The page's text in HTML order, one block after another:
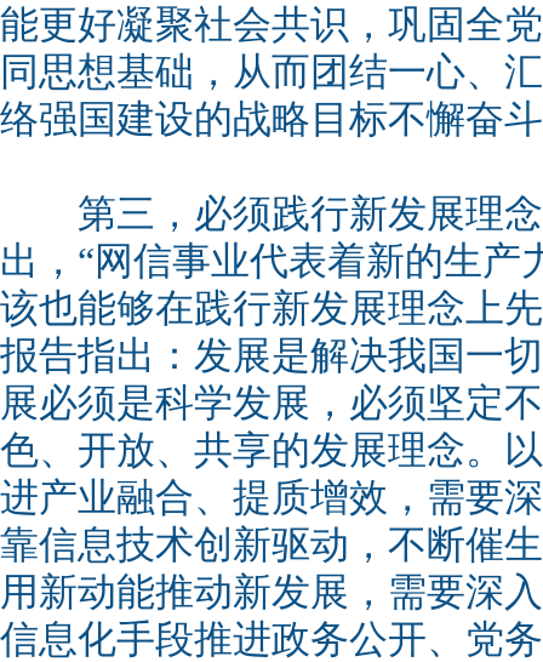
能更好凝聚社会共识，巩固全
同思想基础，从而团结一心、
络强国建设的战略目标不懈奋
第三，必须践行新发展理念
出，“网信事业代表着新的生产
该也能够在践行新发展理念上
报告指出：发展是解决我国一
展必须是科学发展，必须坚定
色、开放、共享的发展理念。
进产业融合、提质增效，需要
靠信息技术创新驱动，不断催
用新动能推动新发展，需要深
信息化手段推进政务公开、党